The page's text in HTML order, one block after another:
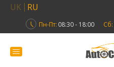
UK RU
Пн-Пт: 08:30 - 18:00 Сб: